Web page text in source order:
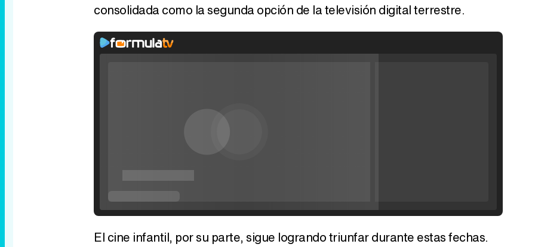
consolidada como la segunda opción de la televisión digital terrestre.
El cine infantil, por su parte, sigue logrando triunfar durante estas fechas.